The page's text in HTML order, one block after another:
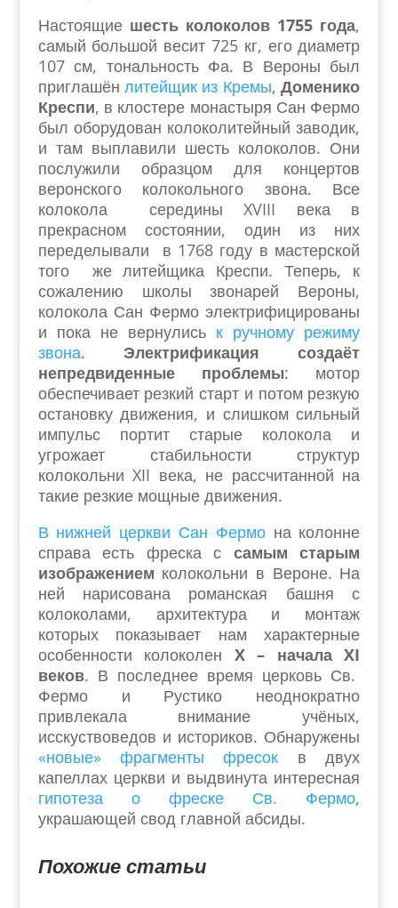
Настоящие шесть колоколов 1755 года,
самый большой весит 725 кг, его диаметр
107 см, тональность Фа. В Вероны был
приглашёнлитейщик из Кремы,Доменико
Креспи, в клостере монастыря Сан Фермо
был оборудован колоколитейный заводик,
и там выплавили шесть колоколов. Они
послужили образцом для концертов
веронского колокольного звона. Все
колокола середины XVIII века в
прекрасном состоянии, один из них
переделывали в 1768 году в мастерской
того же литейщика Креспи. Теперь, к
сожалению школы звонарей Вероны,
колокола Сан Фермо электрифицированы
и пока не вернулись к ручному режиму
звона. Электрификация создаёт
непредвиденные проблемы: мотор
обеспечивает резкий старт и потом резкую
остановку движения, и слишком сильный
импульс портит старые колокола и
угрожает стабильности структур
колокольни XII века, не рассчитанной на
такие резкие мощные движения.
В нижней церкви Сан Фермона колонне
справа есть фреска с самым старым
изображением колокольни в Вероне. На
ней нарисована романская башня с
колоколами, архитектура и монтаж
которых показывает нам характерные
особенности колоколен X– начала XI
веков. В последнее время церковь Св.
Фермо и Рустико неоднократно
привлекала внимание учёных,
исскуствоведов и историков. Обнаружены
«новые» фрагменты фресок в двух
капеллах церкви и выдвинута интересная
гипотеза о фреске Св. Фермо,
украшающей свод главной абсиды.
Похожие статьи